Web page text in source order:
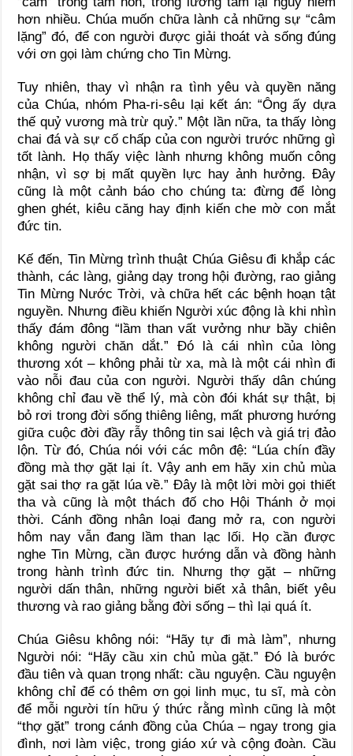
hơn nhiều. Chúa muốn chữa lành cả những sự “câm
lặng” đó, để con người được giải thoát và sống đúng
với ơn gọi làm chứng cho Tin Mừng.
Tuy nhiên, thay vì nhận ra tình yêu và quyền năng
của Chúa, nhóm Pha-ri-sêu lại kết án: “Ông ấy dựa
thế quỷ vương mà trừ quỷ.” Một lần nữa, ta thấy lòng
chai đá và sự cố chấp của con người trước những gì
tốt lành. Họ thấy việc lành nhưng không muốn công
nhận, vì sợ bị mất quyền lực hay ảnh hưởng. Đây
cũng là một cảnh báo cho chúng ta: đừng để lòng
ghen ghét, kiêu căng hay định kiến che mờ con mắt
đức tin.
Kế đến, Tin Mừng trình thuật Chúa Giêsu đi khắp các
thành, các làng, giảng dạy trong hội đường, rao giảng
Tin Mừng Nước Trời, và chữa hết các bệnh hoạn tật
nguyền. Nhưng điều khiến Người xúc động là khi nhìn
thấy đám đông “lầm than vất vưởng như bầy chiên
không người chăn dắt.” Đó là cái nhìn của lòng
thương xót – không phải từ xa, mà là một cái nhìn đi
vào nỗi đau của con người. Người thấy dân chúng
không chỉ đau về thể lý, mà còn đói khát sự thật, bị
bỏ rơi trong đời sống thiêng liêng, mất phương hướng
giữa cuộc đời đầy rẫy thông tin sai lệch và giá trị đảo
lộn. Từ đó, Chúa nói với các môn đệ: “Lúa chín đầy
đồng mà thợ gặt lại ít. Vậy anh em hãy xin chủ mùa
gặt sai thợ ra gặt lúa về.” Đây là một lời mời gọi thiết
tha và cũng là một thách đố cho Hội Thánh ở mọi
thời. Cánh đồng nhân loại đang mở ra, con người
hôm nay vẫn đang lầm than lạc lối. Họ cần được
nghe Tin Mừng, cần được hướng dẫn và đồng hành
trong hành trình đức tin. Nhưng thợ gặt – những
người dấn thân, những người biết xả thân, biết yêu
thương và rao giảng bằng đời sống – thì lại quá ít.
Chúa Giêsu không nói: “Hãy tự đi mà làm”, nhưng
Người nói: “Hãy cầu xin chủ mùa gặt.” Đó là bước
đầu tiên và quan trọng nhất: cầu nguyện. Cầu nguyện
không chỉ để có thêm ơn gọi linh mục, tu sĩ, mà còn
để mỗi người tín hữu ý thức rằng mình cũng là một
“thợ gặt” trong cánh đồng của Chúa – ngay trong gia
đình, nơi làm việc, trong giáo xứ và cộng đoàn. Cầu